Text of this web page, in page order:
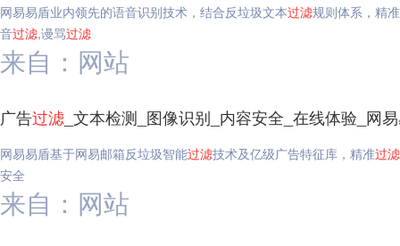
网易易盾业内领先的语音识别技术，结合反垃圾文本过滤规则体系，精
音过滤,谩骂过滤
来自：网站
广告过滤 _文本检测_图像识别_内容安全_在线体验_网
网易易盾基于网易邮箱反垃圾智能过滤技术及亿级广告特征库，精准过滤
安全
来自：网站